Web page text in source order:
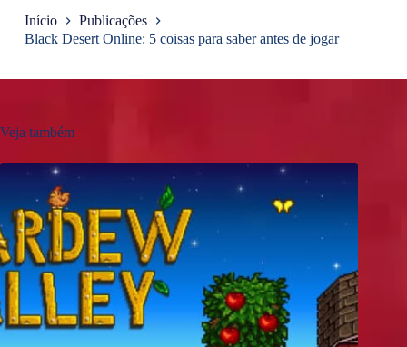
Início
Publicações
Black Desert Online: 5 coisas para saber antes de jogar
Veja também